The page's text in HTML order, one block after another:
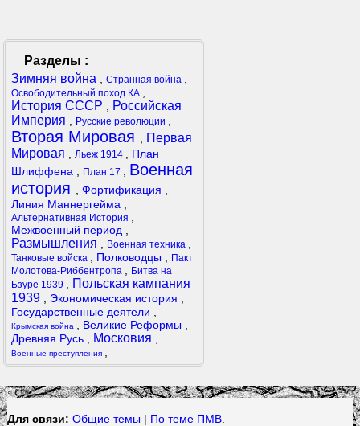
Разделы :
Зимняя война
Странная война
Освободительный поход КА
История СССР
Российская
Империя
Русские революции
Вторая Мировая
Первая
Мировая
Льеж 1914
План
Шлиффена
План 17
Военная
история
Фортификация
Линия Маннергейма
Альтернативная История
Межвоенный период
Размышления Военная техника
Танковые войска Полководцы
Пакт
Молотова-Риббентропа
Битва на
Бзуре 1939
Польская кампания
1939
Экономическая история
Государственные деятели
Крымская война Великие Реформы
Древняя Русь
Московия
Военные преступления
Для связи: Общие темы | По теме ПМВ.